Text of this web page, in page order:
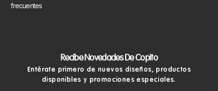
frecuentes
Recibe Novedades De Copito
Entérate primero de nuevos diseños, productos
disponibles y promociones especiales.